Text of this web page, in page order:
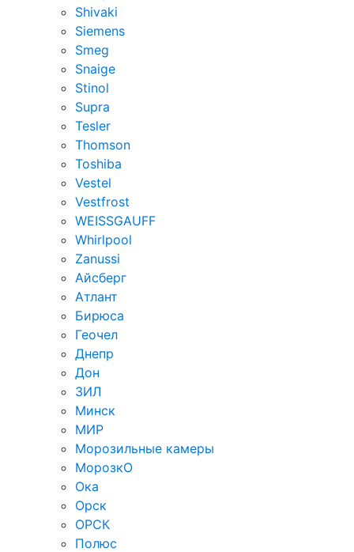
Shivaki
Siemens
Smeg
Snaige
Stinol
Supra
Tesler
Thomson
Toshiba
Vestel
Vestfrost
WEISSGAUFF
Whirlpool
Zanussi
Айсберг
Атлант
Бирюса
Геочел
Днепр
Дон
ЗИЛ
Минск
МИР
Морозильные камеры
МорозкО
Ока
Орск
ОРСК
Полюс